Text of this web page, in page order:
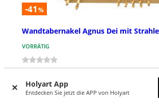
Holyart App
Entdecken Sie jetzt die APP von Holyart
-41 %
Wandtabernakel Agnus Dei mit
VORRÄTIG
€ 4.610,41